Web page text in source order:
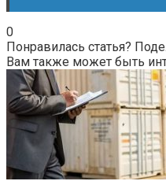
0
Понравилась статья?
Вам также может быть